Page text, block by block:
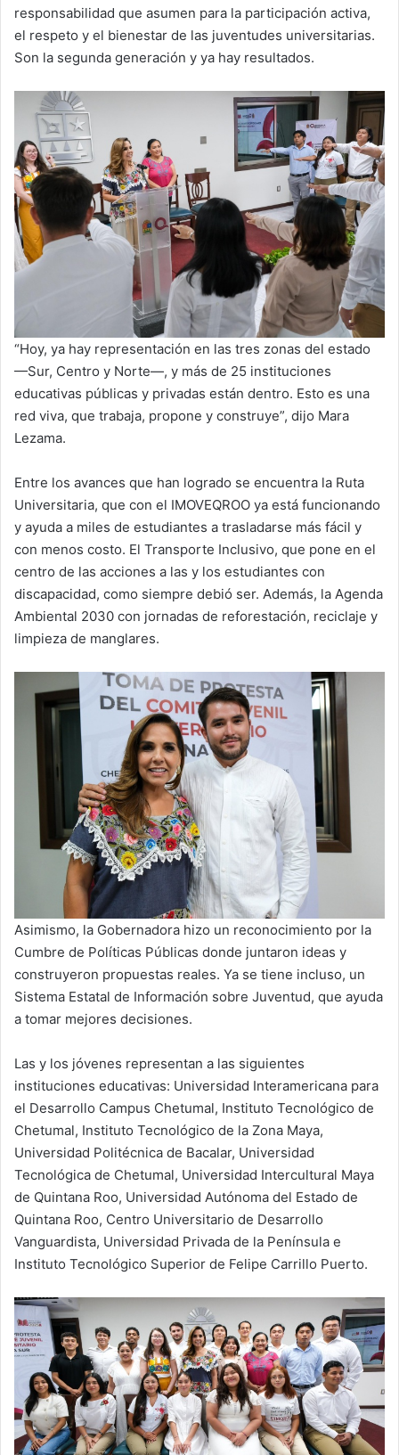
responsabilidad que asumen para la participación activa,
el respeto y el bienestar de las juventudes universitarias.
Son la segunda generación y ya hay resultados.
“Hoy, ya hay representación en las tres zonas del estado
—Sur, Centro y Norte—, y más de 25 instituciones
educativas públicas y privadas están dentro. Esto es una
red viva, que trabaja, propone y construye”, dijo Mara
Lezama.
Entre los avances que han logrado se encuentra la Ruta
Universitaria, que con el IMOVEQROO ya está funcionando
y ayuda a miles de estudiantes a trasladarse más fácil y
con menos costo. El Transporte Inclusivo, que pone en el
centro de las acciones a las y los estudiantes con
discapacidad, como siempre debió ser. Además, la Agenda
Ambiental 2030 con jornadas de reforestación, reciclaje y
limpieza de manglares.
Asimismo, la Gobernadora hizo un reconocimiento por la
Cumbre de Políticas Públicas donde juntaron ideas y
construyeron propuestas reales. Ya se tiene incluso, un
Sistema Estatal de Información sobre Juventud, que ayuda
a tomar mejores decisiones.
Las y los jóvenes representan a las siguientes
instituciones educativas: Universidad Interamericana para
el Desarrollo Campus Chetumal, Instituto Tecnológico de
Chetumal, Instituto Tecnológico de la Zona Maya,
Universidad Politécnica de Bacalar, Universidad
Tecnológica de Chetumal, Universidad Intercultural Maya
de Quintana Roo, Universidad Autónoma del Estado de
Quintana Roo, Centro Universitario de Desarrollo
Vanguardista, Universidad Privada de la Península e
Instituto Tecnológico Superior de Felipe Carrillo Puerto.